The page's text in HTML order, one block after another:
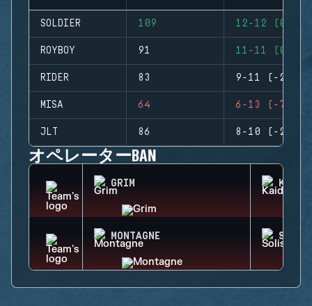
SOLDIER 109 12-12 (0)
ROYBOY 91 11-11 (0)
RIDER 83 9-11 (-2)
MISA 64 6-13 (-7)
JLT 86 8-10 (-2)
オペレーターBAN
GRIM KAID
MONTAGNE SOLIS